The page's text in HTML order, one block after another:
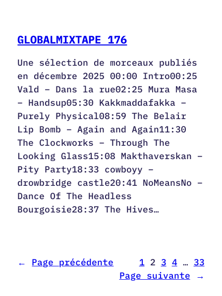
GLOBALMIXTAPE 176
Une sélection de morceaux publiés
en décembre 2025 00:00 Intro00:25
Vald – Dans la rue02:25 Mura Masa
– Handsup05:30 Kakkmaddafakka –
Purely Physical08:59 The Belair
Lip Bomb – Again and Again11:30
The Clockworks – Through The
Looking Glass15:08 Makthaverskan –
Pity Party18:33 cowboyy –
drowbridge castle20:41 NoMeansNo –
Dance Of The Headless
Bourgoisie28:37 The Hives…
← Page précédente 1 2 3 4 … 33
Page suivante
→